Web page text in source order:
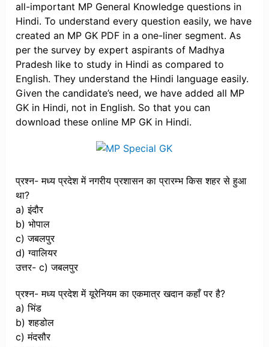
all-important MP General Knowledge questions in
Hindi. To understand every question easily, we have
created an MP GK PDF in a one-liner segment. As
per the survey by expert aspirants of Madhya
Pradesh like to study in Hindi as compared to
English. They understand the Hindi language easily.
Given the candidate’s need, we have added all MP
GK in Hindi, not in English. So that you can
download these online MP GK in Hindi.
प्रश्न- मध्य प्रदेश में नगरीय प्रशासन का प्रारम्भ किस शहर से हुआ
था?
a) इंदौर
b) भोपाल
c) जबलपुर
d) ग्वालियर
उत्तर- c) जबलपुर
प्रश्न- मध्य प्रदेश में यूरेनियम का एकमात्र खदान कहाँ पर है?
a) भिंड
b) शहडोल
c) मंदसौर